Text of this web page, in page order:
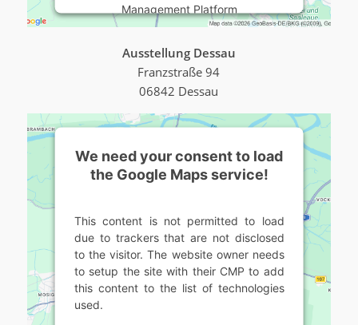
Management Platform
Ausstellung Dessau
Franzstraße 94
06842 Dessau
We need your consent to load
the Google Maps service!
This content is not permitted to load
due to trackers that are not disclosed
to the visitor. The website owner needs
to setup the site with their CMP to add
this content to the list of technologies
used.